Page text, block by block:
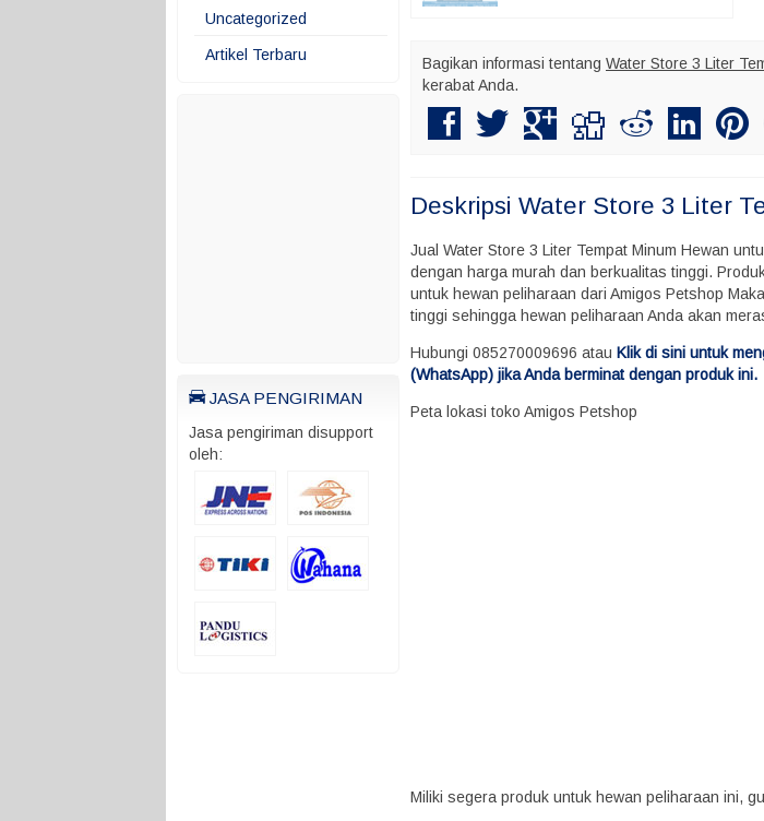
Uncategorized
Artikel Terbaru
JASA PENGIRIMAN
Jasa pengiriman disupport
oleh:
Bagikan informasi tentang Water Store 3 Liter
kerabat Anda.
Deskripsi Water Store 3 Liter
Jual Water Store 3 Liter Tempat Minum Hewan
dengan harga murah dan berkualitas tinggi.
untuk hewan peliharaan dari Amigos Petshop
tinggi sehingga hewan peliharaan Anda akan
Hubungi 085270009696 atau Klik di sini untuk
(WhatsApp) jika Anda berminat dengan produk ini.
Peta lokasi toko Amigos Petshop
Miliki segera produk untuk hewan peliharaan ini,